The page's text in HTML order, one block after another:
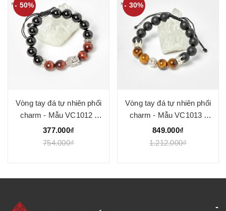
- 50%
Vòng tay đá tự nhiên phối
charm - Mẫu VC1012 -
Ngọc Quý
377.000₫
754.000₫
- 30%
Vòng tay đá tự nhiên phối
charm - Mẫu VC1013 -
Ngọc Quý
849.000₫
1.212.000₫